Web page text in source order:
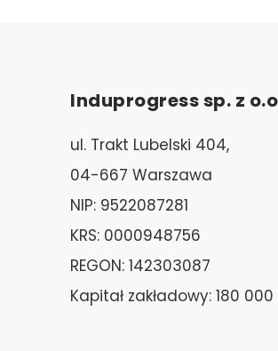
Induprogress sp. z
ul. Trakt Lubelski 404,
04-667 Warszawa
NIP: 9522087281
KRS: 0000948756
REGON: 142303087
Kapitał zakładowy: 180 000